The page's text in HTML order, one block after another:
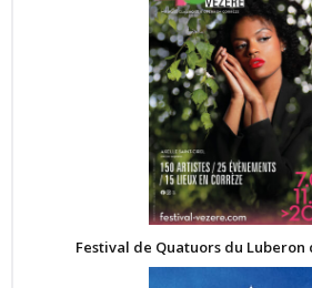
Festival de Quatuors du Luberon